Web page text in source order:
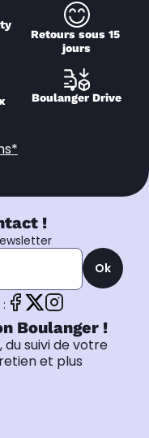
Retours sous 15
jours
Boulanger Drive
!
Ok
Boulanger !
suivi de votre
et plus